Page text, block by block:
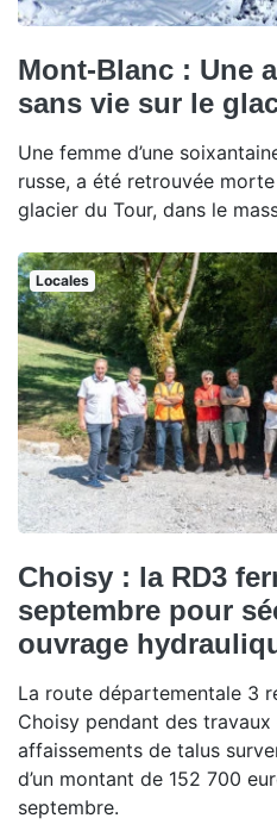
Mont-Blanc : Une
sans vie sur le
Une femme d’une
russe, a été retrouvée
glacier du Tour, dans le
Locales
Choisy : la RD3
septembre pour
ouvrage
La route départementale 3
Choisy pendant des
affaissements de talus
d’un montant de 152 700
septembre.